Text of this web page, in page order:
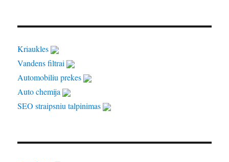
Kriaukles
Vandens filtrai
Automobiliu prekes
Auto chemija
SEO straipsniu talpinimas